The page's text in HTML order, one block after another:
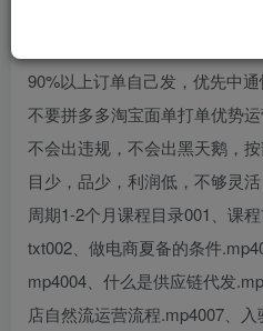
快，补货快，配合度高分批采
以上的，采购3-5天的量，每
90%以上订单自己发，优先中
不要拼多多淘宝面单打单优势
不会出违规，不会出黑天鹅，
目少，品少，利润低，不够灵
周期1-2个月课程目录001、课
txt002、做电商夏备的条件
mp4004、什么是供应链代发
店自然流运营流程.mp4007、